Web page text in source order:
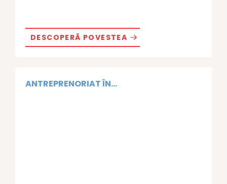
DESCOPERĂ POVESTEA
ANTREPRENORIAT ÎN...